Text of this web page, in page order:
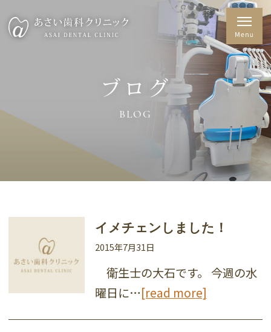
ブログ
BLOG
イメチェンしました！
2015年7月31日
衛生士の大石です。 今週の水
曜日に…[read more]